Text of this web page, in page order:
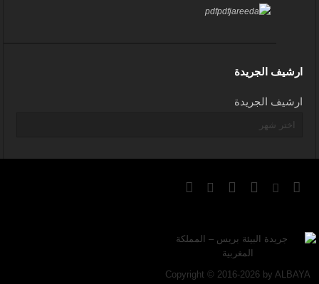
ارشيف الجريدة
ارشيف الجريدة
Copyright © 2016-2026 by ALBAYA